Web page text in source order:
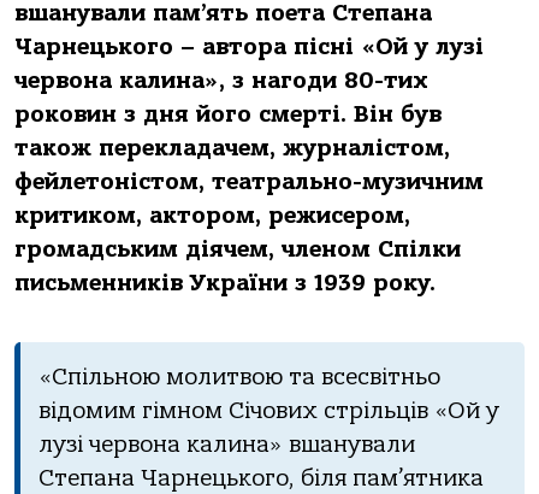
вшанували пам’ять поета Степана
Чарнецького – автора пісні «Ой у лузі
червона калина», з нагоди 80-тих
роковин з дня його смерті. Він був
також перекладачем, журналістом,
фейлетоністом, театрально-музичним
критиком, актором, режисером,
громадським діячем, членом Спілки
письменників України з 1939 року.
«Спільною молитвою та всесвітньо
відомим гімном Січових стрільців «Ой у
лузі червона калина» вшанували
Степана Чарнецького, біля пам’ятника